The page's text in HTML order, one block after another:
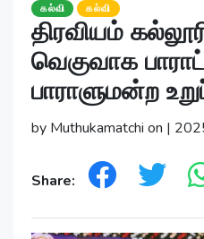
கல்வி கல்வி
திரவியம்
வெகுவாக
பாராளுமன்ற
by Muthukamatchi on |
Share: